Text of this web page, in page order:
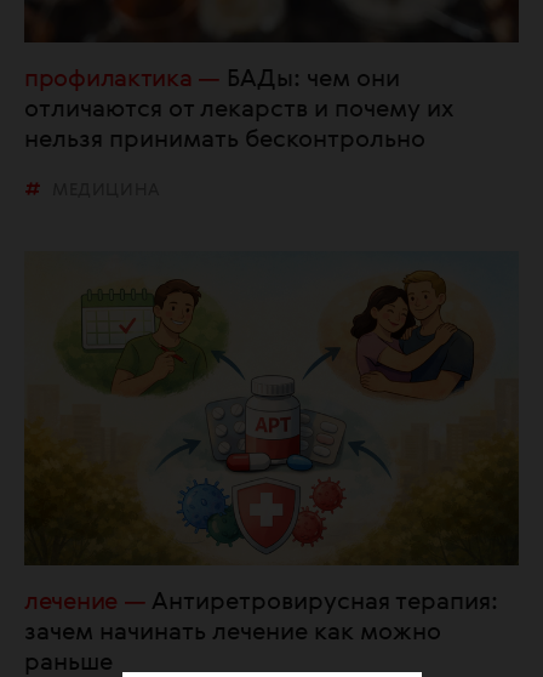
профилактика
БАДы: чем они
отличаются от лекарств и почему их
нельзя принимать бесконтрольно
лечение
Антиретровирусная терапия:
зачем начинать лечение как можно
раньше